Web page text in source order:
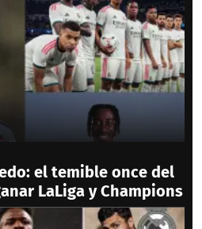
el temible once del
LaLiga y Champions